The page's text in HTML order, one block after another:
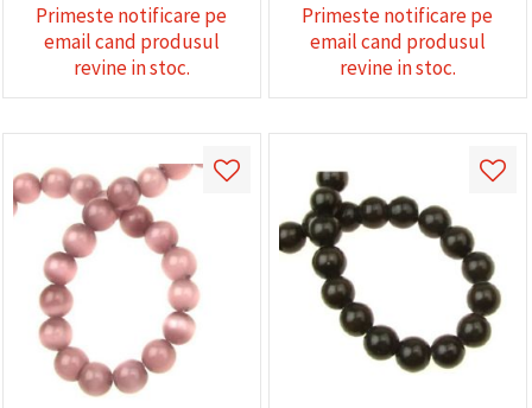
Primeste notificare pe
email cand produsul
revine in stoc.
Primeste notificare pe
email cand produsul
revine in stoc.